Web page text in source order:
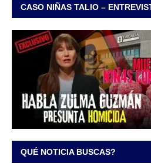
CASO NIÑAS TALIO –
QUÉ NOTICIA BUSCAS?